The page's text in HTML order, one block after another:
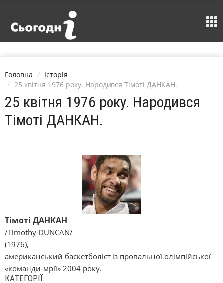
Головна
Історія
25 квітня 1976 року. Народився Тімоті ДАНКАН.
25 квітня 1976 року. Народився
Тімоті ДАНКАН.
Тімоті ДАНКАН
/Timothy DUNCAN/
(1976),
американський баскетболіст із провальної олімпійської
«команди-мрії» 2004 року.
КАТЕГОРІЇ: